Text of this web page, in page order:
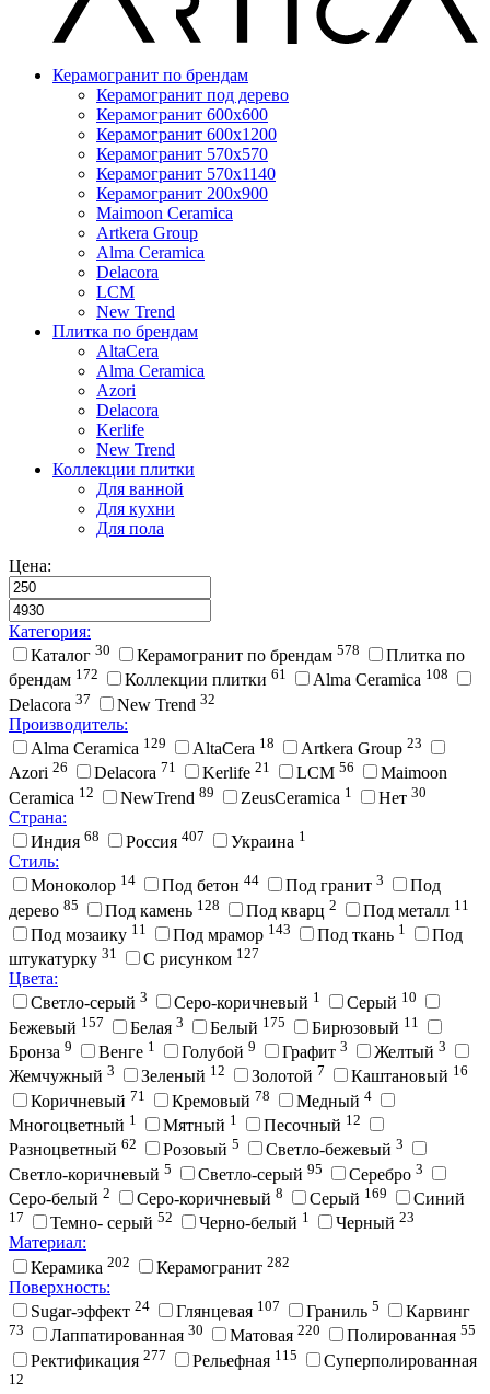
Керамогранит по брендам
Керамогранит под дерево
Керамогранит 600x600
Керамогранит 600x1200
Керамогранит 570x570
Керамогранит 570x1140
Керамогранит 200x900
Maimoon Ceramica
Artkera Group
Alma Ceramica
Delacora
LCM
New Trend
Плитка по брендам
AltaCera
Аlma Ceramica
Azori
Delacora
Kerlife
New Trend
Коллекции плитки
Для ванной
Для кухни
Для пола
Цена:
Категория:
Каталог 30 Керамогранит по брендам 578
Плитка по
брендам 172 Коллекции плитки 61 Alma Ceramica 108
Delacora 37 New Trend 32
Производитель:
Alma Ceramica 129 AltaCera 18 Artkera Group 23
Azori 26 Delacora 71 Kerlife 21 LCM 56
Maimoon
Ceramica 12 NewTrend 89 ZeusCeramica 1 Нет 30
Страна:
Индия 68 Россия 407 Украина 1
Стиль:
Моноколор 14 Под бетон 44 Под гранит 3
Под
дерево 85 Под камень 128 Под кварц 2 Под металл 11
Под мозаику 11 Под мрамор 143 Под ткань 1
Под
штукатурку 31 С рисунком 127
Цвета:
Cветло-серый 3 Cеро-коричневый 1 Cерый 10
Бежевый 157 Белая 3 Белый 175 Бирюзовый 11
Бронза 9 Венге 1 Голубой 9 Графит 3 Желтый 3
Жемчужный 3 Зеленый 12 Золотой 7 Каштановый 16
Коричневый 71 Кремовый 78 Медный 4
Многоцветный 1 Мятный 1 Песочный 12
Разноцветный 62 Розовый 5 Светло-бежевый 3
Светло-коричневый 5 Светло-серый 95 Серебро 3
Серо-белый 2 Серо-коричневый 8 Серый 169 Синий
17 Темно- серый 52 Черно-белый 1 Черный 23
Материал:
Керамика 202 Керамогранит 282
Поверхность:
Sugar-эффект 24 Глянцевая 107 Граниль 5 Карвинг
73 Лаппатированная 30 Матовая 220 Полированная 55
Ректификация 277 Рельефная 115 Суперполированная
12